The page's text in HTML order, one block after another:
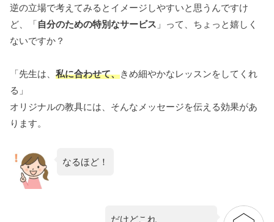
逆の立場で考えてみるとイメージしやすいと思うんですけ
ど、「自分のための特別なサービス 」って、ちょっと嬉しく
ないですか？
「先生は、 私に合わせて、きめ細やかなレッスンをしてくれ
る」
オリジナルの教具には、そんなメッセージを伝える効果があ
ります。
なるほど！
だけどこれ